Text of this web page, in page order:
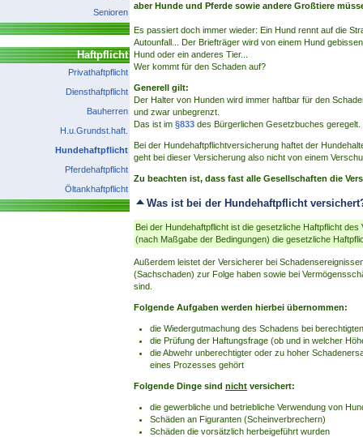
Senioren
Haftpflicht
Privathaftpflicht
Diensthaftpflicht
Bauherren
H.u.Grundst.haft.
Hundehaftpflicht
Pferdehaftpflicht
Öltankhaftpflicht
aber Hunde und Pferde sowie andere Großtiere
Es passiert doch immer wieder: Ein Hund rennt auf die
Autounfall... Der Briefträger wird von einem Hund
Hund oder ein anderes Tier...
Wer kommt für den Schaden auf?
Generell gilt:
Der Halter von Hunden wird immer haftbar für den
und zwar unbegrenzt.
Das ist im §833 des Bürgerlichen Gesetzbuches geregelt.
Bei der Hundehaftpflichtversicherung haftet der
geht bei dieser Versicherung also nicht von einem
Zu beachten ist, dass fast alle Gesellschaften die
Was ist bei der Hundehaftpflicht
Bei der Hundehaftpflicht ist die gesetzliche Haftpflicht
(nach Maßgabe der Bedingungen) die gesetzliche
Außerdem leistet der Versicherer bei
(Sachschaden) zur Folge haben sowie bei
sind.
Folgende Aufgaben werden hierbei übernommen:
die Wiedergutmachung des Schadens bei
die Prüfung der Haftungsfrage (ob und in welcher
die Abwehr unberechtigter oder zu hoher
eines Prozesses gehört
Folgende Dinge sind nicht versichert:
die gewerbliche und betriebliche Verwendung von
Schäden an Figuranten (Scheinverbrechern)
Schäden die vorsätzlich herbeigeführt wurden